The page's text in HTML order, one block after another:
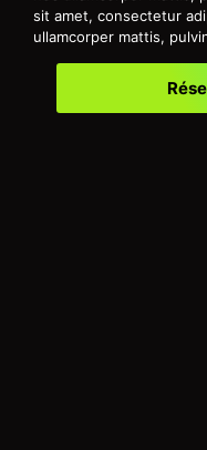
sit amet, consectetur
ullamcorper mattis,